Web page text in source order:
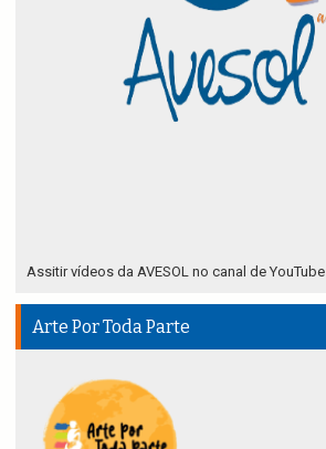
Assitir vídeos da AVESOL no canal de YouTube
Arte Por Toda Parte